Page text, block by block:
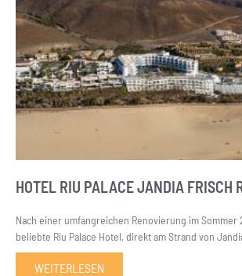
HOTEL RIU PALACE JANDIA FRISCH
Nach einer umfangreichen Renovierung im
beliebte Riu Palace Hotel, direkt am Strand von
WEITERLESEN